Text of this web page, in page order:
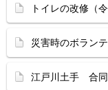
トイレの改修（
災害時のボラン
江戸川土手 合同